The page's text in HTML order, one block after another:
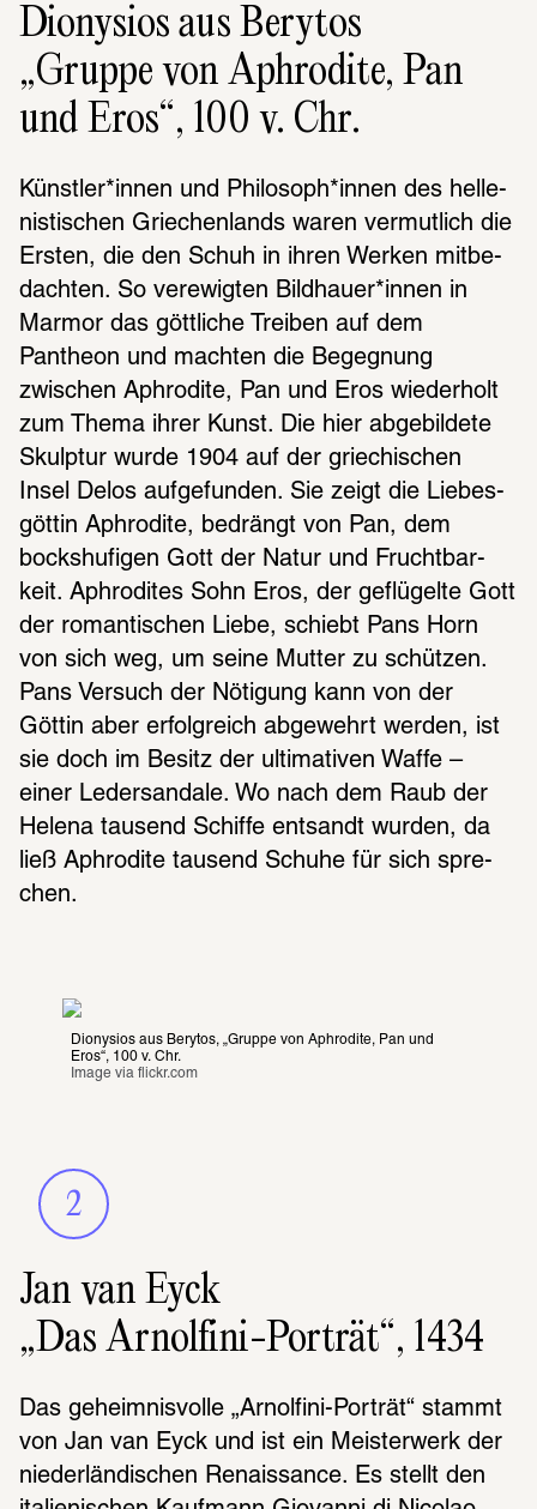
Dionysios aus Berytos
„Gruppe von Aphrodite, Pan
und Eros“, 100 v. Chr.
Künst­ler*innen und Philo­soph*innen des helle­
nis­ti­schen Grie­chen­lands waren vermut­lich die
Ersten, die den Schuh in ihren Werken mitbe­
dach­ten. So verewig­ten Bild­hauer*innen in
Marmor das gött­li­che Trei­ben auf dem
Pantheon und mach­ten die Begeg­nung
zwischen Aphro­dite, Pan und Eros wieder­holt
zum Thema ihrer Kunst. Die hier abge­bil­dete
Skulp­tur wurde 1904 auf der grie­chi­schen
Insel Delos aufge­fun­den. Sie zeigt die Liebes­
göt­tin Aphro­dite, bedrängt von Pan, dem
bocks­hu­fi­gen Gott der Natur und Frucht­bar­
keit. Aphro­di­tes Sohn Eros, der geflü­gelte Gott
der roman­ti­schen Liebe, schiebt Pans Horn
von sich weg, um seine Mutter zu schüt­zen.
Pans Versuch der Nöti­gung kann von der
Göttin aber erfolg­reich abge­wehrt werden, ist
sie doch im Besitz der ulti­ma­ti­ven Waffe –
einer Leder­san­dale. Wo nach dem Raub der
Helena tausend Schiffe entsandt wurden, da
ließ Aphro­dite tausend Schuhe für sich spre­
chen.
Dionysios aus Berytos, „Gruppe von Aphrodite, Pan und
Eros“, 100 v. Chr.
Image via flickr.com
2
Jan van Eyck
„Das Arnolfini-Porträt“, 1434
Das geheim­nis­volle „Arnol­fini-Porträt“ stammt
von Jan van Eyck und ist ein Meis­ter­werk der
nieder­län­di­schen Renais­sance. Es stellt den